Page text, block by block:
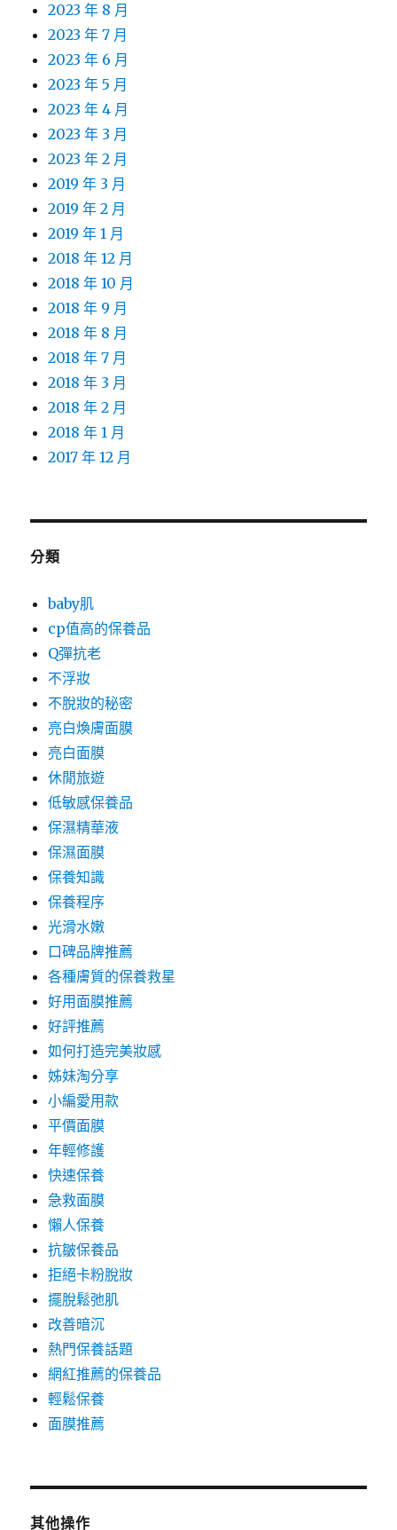
2023 年 8 月
2023 年 7 月
2023 年 6 月
2023 年 5 月
2023 年 4 月
2023 年 3 月
2023 年 2 月
2019 年 3 月
2019 年 2 月
2019 年 1 月
2018 年 12 月
2018 年 10 月
2018 年 9 月
2018 年 8 月
2018 年 7 月
2018 年 3 月
2018 年 2 月
2018 年 1 月
2017 年 12 月
分類
baby肌
cp值高的保養品
Q彈抗老
不浮妝
不脫妝的秘密
亮白煥膚面膜
亮白面膜
休閒旅遊
低敏感保養品
保濕精華液
保濕面膜
保養知識
保養程序
光滑水嫩
口碑品牌推薦
各種膚質的保養救星
好用面膜推薦
好評推薦
如何打造完美妝感
姊妹淘分享
小編愛用款
平價面膜
年輕修護
快速保養
急救面膜
懶人保養
抗皺保養品
拒絕卡粉脫妝
擺脫鬆弛肌
改善暗沉
熱門保養話題
網紅推薦的保養品
輕鬆保養
面膜推薦
其他操作